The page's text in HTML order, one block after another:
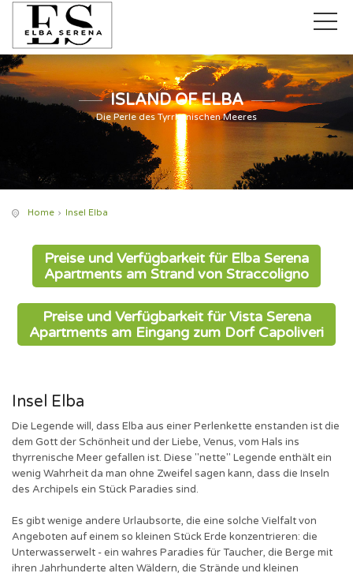
ISLAND OF ELBA
Die Perle des Tyrrhenischen Meeres
Home Insel Elba
Preise und Verfügbarkeit für Elba Serena
Apartments am Strand von Straccoligno
Preise und Verfügbarkeit für Vista Serena
Apartments am Eingang zum Dorf Capoliveri
Insel Elba
Die Legende will, dass Elba aus einer Perlenkette enstanden ist die
dem Gott der Schönheit und der Liebe, Venus, vom Hals ins
thyrrenische Meer gefallen ist. Diese "nette" Legende enthält ein
wenig Wahrheit da man ohne Zweifel sagen kann, dass die Inseln
des Archipels ein Stück Paradies sind.
Es gibt wenige andere Urlaubsorte, die eine solche Vielfalt von
Angeboten auf einem so kleinen Stück Erde konzentrieren: die
Unterwasserwelt - ein wahres Paradies für Taucher, die Berge mit
ihren Jahrhunderte alten Wäldern, die Strände und kleinen